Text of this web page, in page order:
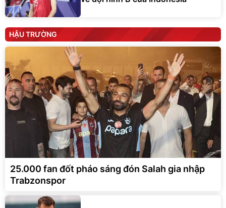
HẬU TRƯỜNG
25.000 fan đốt pháo sáng đón Salah gia nhập
Trabzonspor